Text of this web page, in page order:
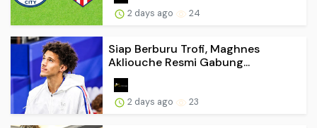
2 days ago 24
Siap Berburu Trofi, Maghnes
Akliouche Resmi Gabung...
2 days ago 23